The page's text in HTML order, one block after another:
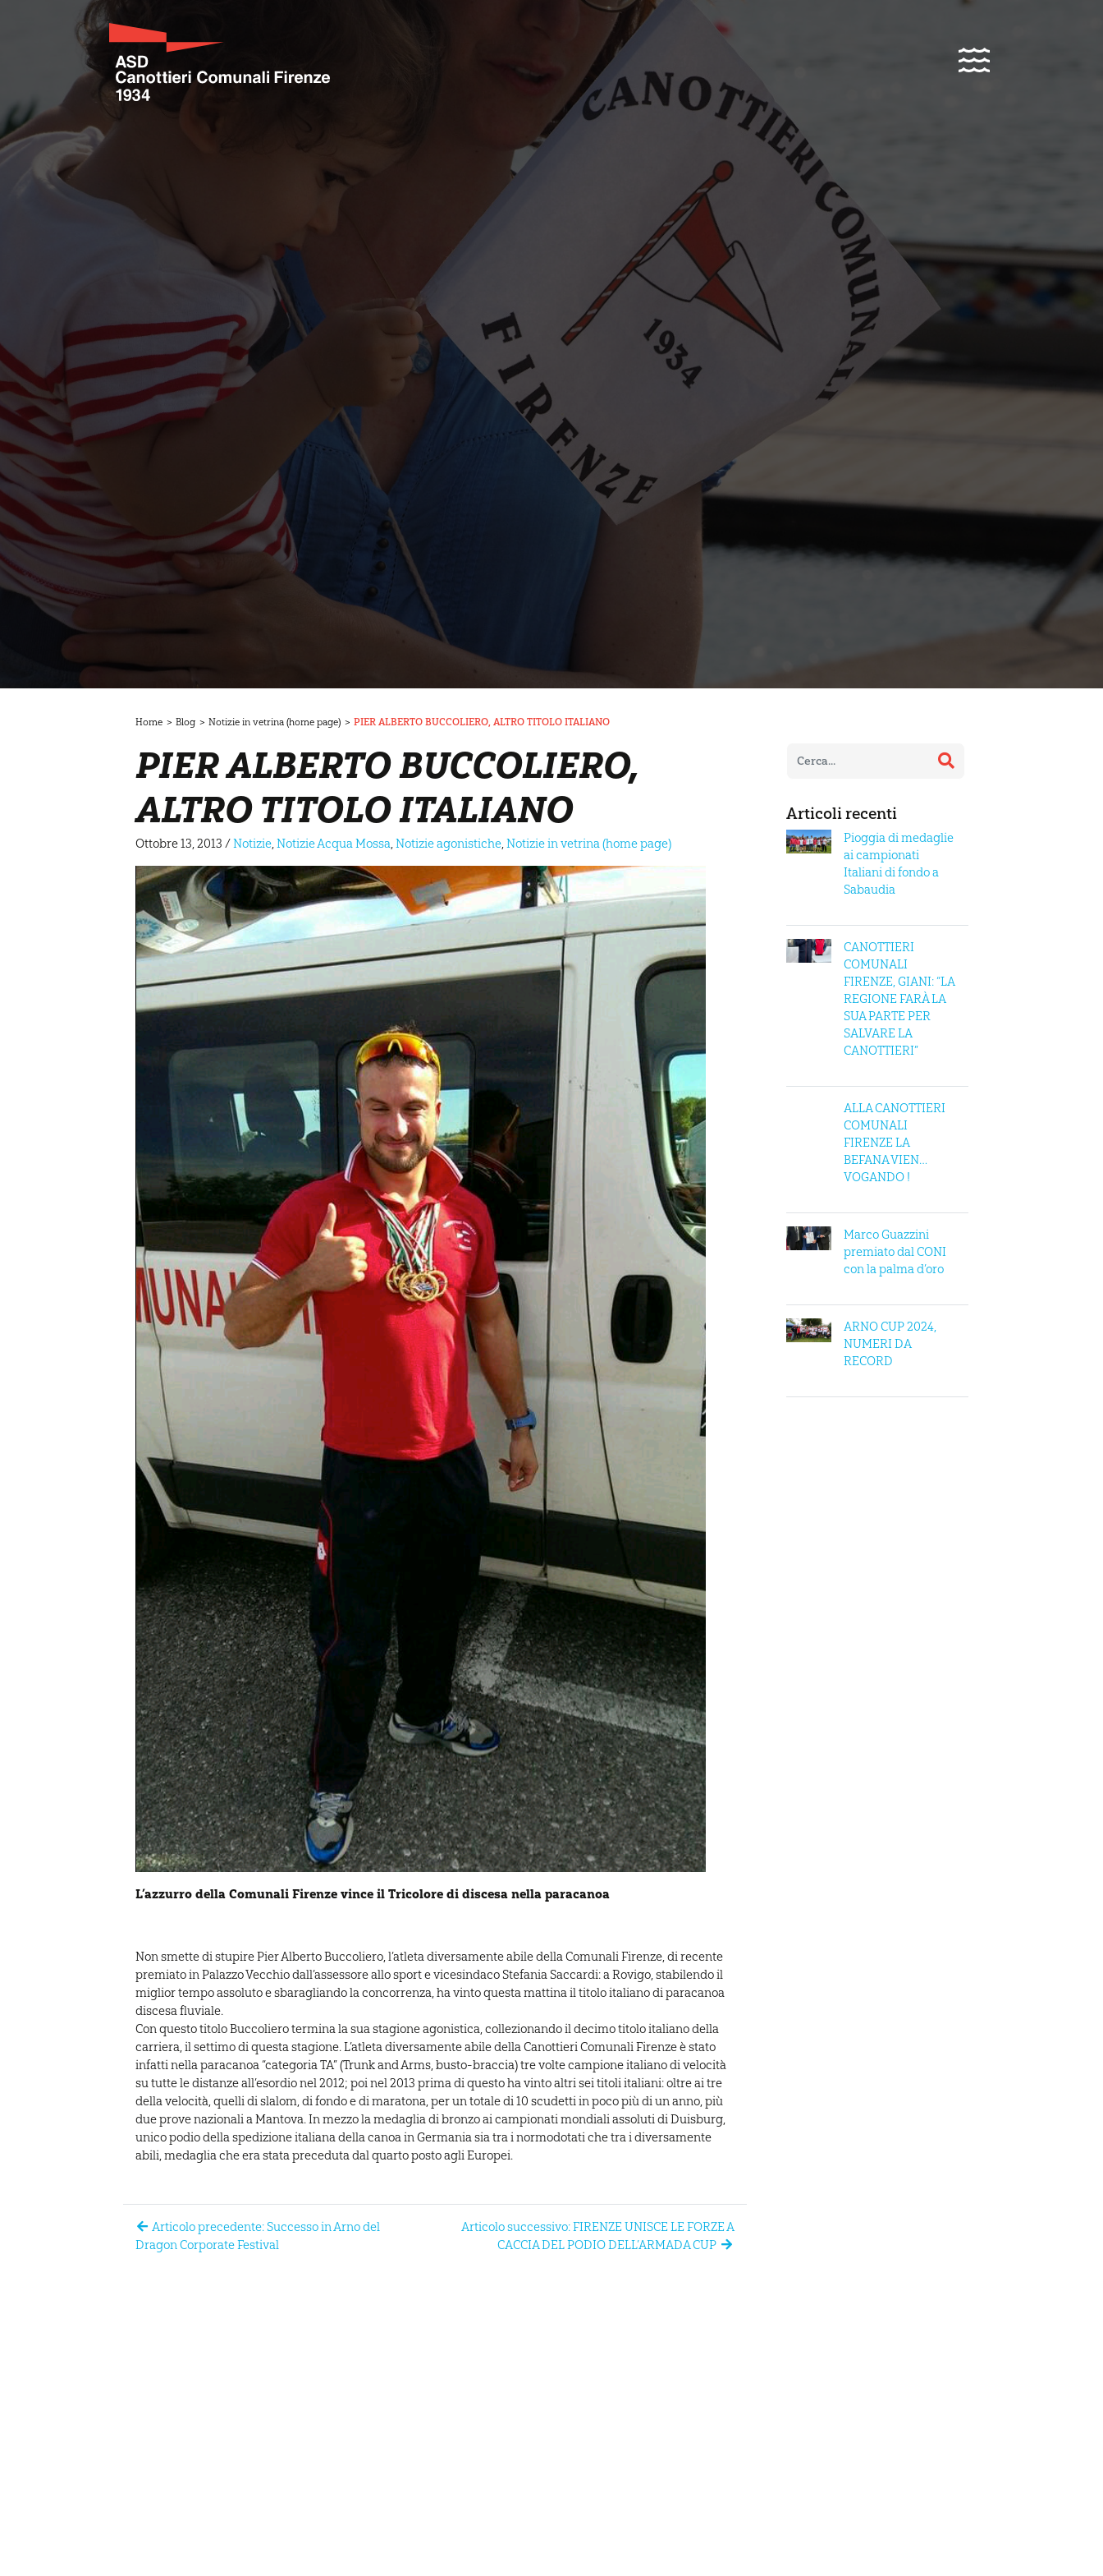
Home > Blog > Notizie in vetrina (home page) > PIER ALBERTO BUCCOLIERO, ALTRO TITOLO ITALIANO
PIER ALBERTO BUCCOLIERO,
ALTRO TITOLO ITALIANO
Ottobre 13, 2013 /Notizie, Notizie Acqua Mossa Notizie agonistiche, Notizie in vetrina (home page)
L’azzurro della Comunali Firenze vince il Tricolore di discesa nella paracanoa
Non smette di stupire Pier Alberto Buccoliero, l’atleta diversamente abile della Comunali Firenze, di recente
premiato in Palazzo Vecchio dall’assessore allo sport e vicesindaco Stefania Saccardi: a Rovigo, stabilendo il
miglior tempo assoluto e sbaragliando la concorrenza, ha vinto questa mattina il titolo italiano di paracanoa
discesa fluviale.
Con questo titolo Buccoliero termina la sua stagione agonistica, collezionando il decimo titolo italiano della
carriera, il settimo di questa stagione. L’atleta diversamente abile della Canottieri Comunali Firenze è stato
infatti nella paracanoa “categoria TA” (Trunk and Arms, busto-braccia) tre volte campione italiano di velocità
su tutte le distanze all’esordio nel 2012; poi nel 2013 prima di questo ha vinto altri sei titoli italiani: oltre ai tre
della velocità, quelli di slalom, di fondo e di maratona, per un totale di 10 scudetti in poco più di un anno, più
due prove nazionali a Mantova. In mezzo la medaglia di bronzo ai campionati mondiali assoluti di Duisburg,
unico podio della spedizione italiana della canoa in Germania sia tra i normodotati che tra i diversamente
abili, medaglia che era stata preceduta dal quarto posto agli Europei.
Articolo precedente: Successo in Arno del
Dragon Corporate Festival
Articolo successivo: FIRENZE UNISCE LE FORZE A
CACCIA DEL PODIO DELL’ARMADA CUP
Articoli recenti
Pioggia di medaglie
ai campionati
Italiani di fondo a
Sabaudia
CANOTTIERI
COMUNALI
FIRENZE, GIANI: “LA
REGIONE FARÀ LA
SUA PARTE PER
SALVARE LA
CANOTTIERI”
ALLA CANOTTIERI
COMUNALI
FIRENZE LA
BEFANA VIEN…
VOGANDO !
Marco Guazzini
premiato dal CONI
con la palma d’oro
ARNO CUP 2024,
NUMERI DA
RECORD